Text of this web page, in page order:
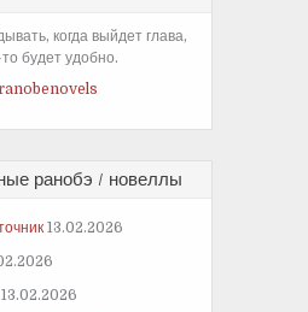
когда выйдет глава,
будет удобно.
ранобэ / новеллы
13.02.2026
13.02.2026